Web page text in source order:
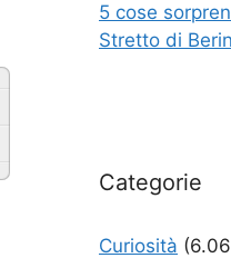
5 cose
Stretto di
Categorie
Curiosità